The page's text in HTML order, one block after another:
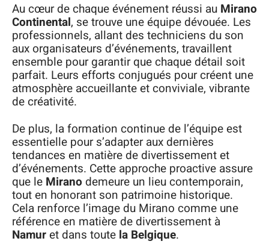
Au cœur de chaque événement réussi au Mirano
Continental, se trouve une équipe dévouée. Les
professionnels, allant des techniciens du son
aux organisateurs d’événements, travaillent
ensemble pour garantir que chaque détail soit
parfait. Leurs efforts conjugués pour créent une
atmosphère accueillante et conviviale, vibrante
de créativité.
De plus, la formation continue de l’équipe est
essentielle pour s’adapter aux dernières
tendances en matière de divertissement et
d’événements. Cette approche proactive assure
que le Mirano demeure un lieu contemporain,
tout en honorant son patrimoine historique.
Cela renforce l’image du Mirano comme une
référence en matière de divertissement à
Namuret dans toute la Belgique.